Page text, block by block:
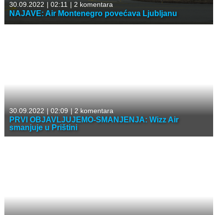
30.09.2022 | 02:11 | 2 komentara
NAJAVE: Air Montenegro povećava Ljubljanu
30.09.2022 |02:09 |2 komentara
PRVI OBJAVLJUJEMO-SMANJENJA: Wizz Air
smanjuje u Prištini